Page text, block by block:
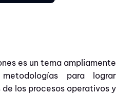
es un tema ampliamente
para lograr
los procesos operativos y